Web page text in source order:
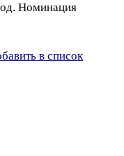
Номинация
в список